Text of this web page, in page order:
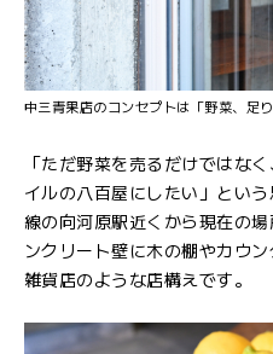
中三青果店のコンセプトは「野菜、足り
「ただ野菜を売るだけではな
イルの八百屋にしたい」とい
線の向河原駅近くから現在の
ンクリート壁に木の棚やカウ
雑貨店のような店構えです。